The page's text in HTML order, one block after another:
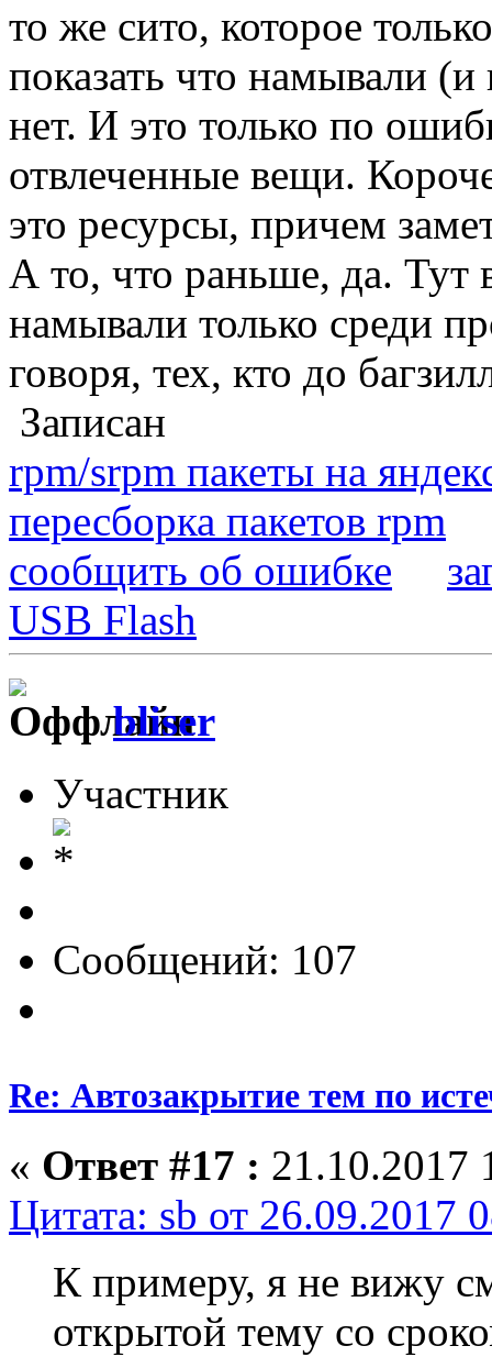
то же сито, которое
показать что намывали
нет. И это только по
отвлеченные вещи.
это ресурсы, причем
А то, что раньше, да. Тут
намывали только среди
говоря, тех, кто до
Записан
rpm/srpm пакеты на
пересборка пакетов rpm
сообщить об ошибке
USB Flash
bliser
Участник
Сообщений: 107
Re: Автозакрытие тем по
« Ответ #17 : 21.10.2017
Цитата: sb от 26.09.2017
К примеру, я не вижу
открытой тему со